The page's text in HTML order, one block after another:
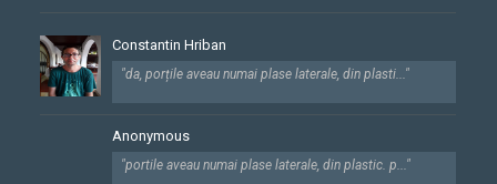
Constantin Hriban
"da, porțile aveau numai plase laterale, din plasti..."
Anonymous
"portile aveau numai plase laterale, din plastic. p..."